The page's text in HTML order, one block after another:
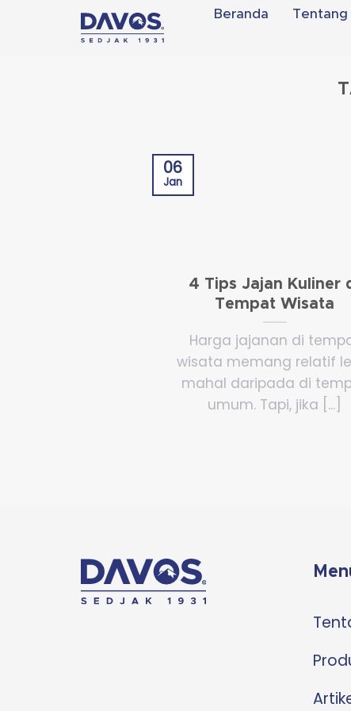
Beranda Tentang
4 Tips Jajan Kuliner
Tempat Wisata
Harga jajanan di
wisata memang relatif
mahal daripada di
umum. Tapi, jika [...]
06
Jan